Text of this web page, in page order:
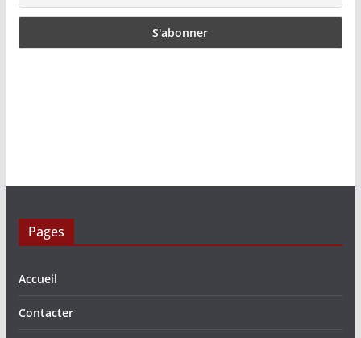
Pages
Accueil
Contacter